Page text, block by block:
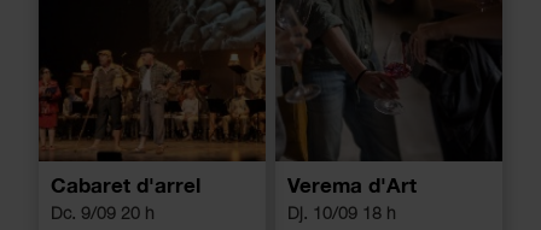
Cabaret d'arrel
Dc. 9/09 20 h
Verema d'Art
Dj. 10/09 18 h